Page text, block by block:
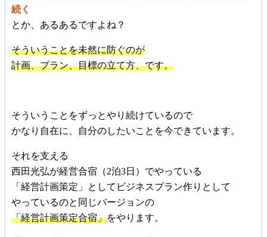
続く
とか、あるあるですよね？
そういうことを未然に防ぐのが
計画、プラン、目標の立て方、です。
そういうことをずっとやり続けているので
かなり自在に、自分のしたいことを今できています。
それを支える
西田光弘が経営合宿（2泊3日）でやっている
「経営計画策定」としてビジネスプラン作りとして
やっているのと同じバージョンの
「経営計画策定合宿」をやります。